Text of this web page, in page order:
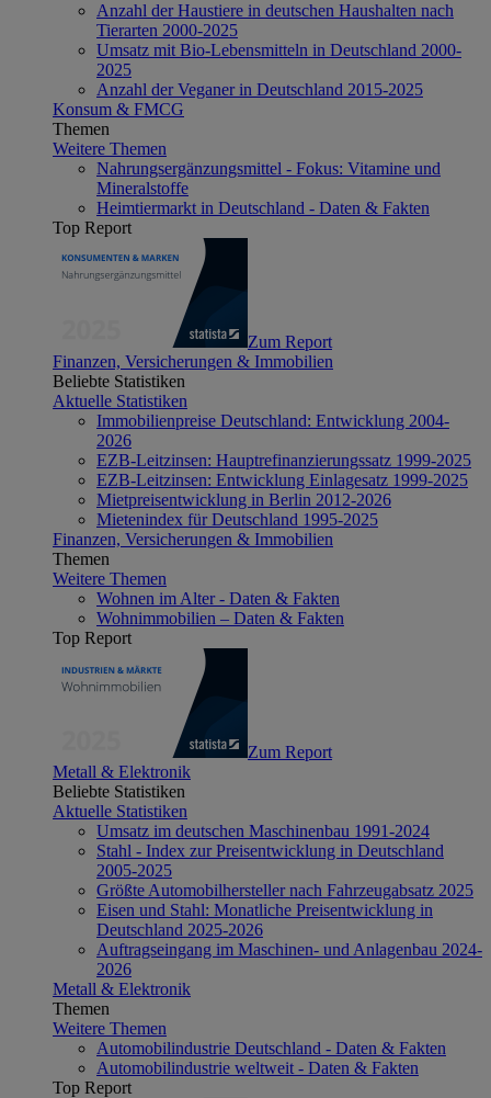
Anzahl der Haustiere in deutschen Haushalten nach
Tierarten 2000-2025
Umsatz mit Bio-Lebensmitteln in Deutschland 2000-
2025
Anzahl der Veganer in Deutschland 2015-2025
Konsum & FMCG
Themen
Weitere Themen
Nahrungsergänzungsmittel - Fokus: Vitamine und
Mineralstoffe
Heimtiermarkt in Deutschland - Daten & Fakten
Top Report
Zum Report
Finanzen, Versicherungen & Immobilien
Beliebte Statistiken
Aktuelle Statistiken
Immobilienpreise Deutschland: Entwicklung 2004-
2026
EZB-Leitzinsen: Hauptrefinanzierungssatz 1999-2025
EZB-Leitzinsen: Entwicklung Einlagesatz 1999-2025
Mietpreisentwicklung in Berlin 2012-2026
Mietenindex für Deutschland 1995-2025
Finanzen, Versicherungen & Immobilien
Themen
Weitere Themen
Wohnen im Alter - Daten & Fakten
Wohnimmobilien – Daten & Fakten
Top Report
Zum Report
Metall & Elektronik
Beliebte Statistiken
Aktuelle Statistiken
Umsatz im deutschen Maschinenbau 1991-2024
Stahl - Index zur Preisentwicklung in Deutschland
2005-2025
Größte Automobilhersteller nach Fahrzeugabsatz 2025
Eisen und Stahl: Monatliche Preisentwicklung in
Deutschland 2025-2026
Auftragseingang im Maschinen- und Anlagenbau 2024-
2026
Metall & Elektronik
Themen
Weitere Themen
Automobilindustrie Deutschland - Daten & Fakten
Automobilindustrie weltweit - Daten & Fakten
Top Report